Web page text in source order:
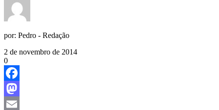
por: Pedro - Redação
2 de novembro de 2014
0
Facebook
Mastodon